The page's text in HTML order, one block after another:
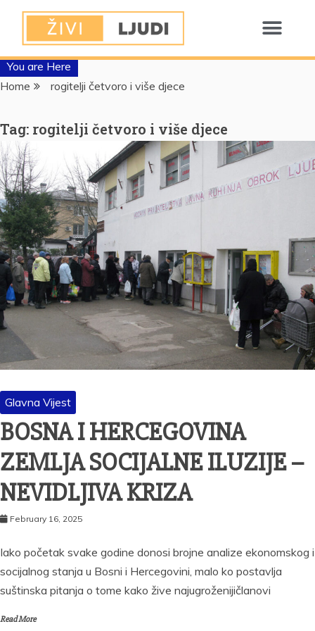
You are Here
Home
rogitelji četvoro i više djece
Tag: rogitelji četvoro i više djece
Glavna Vijest
BOSNA I HERCEGOVINA
ZEMLJA SOCIJALNE ILUZIJE –
NEVIDLJIVA KRIZA
February 16, 2025
Iako početak svake godine donosi brojne analize ekonomskog i
socijalnog stanja u Bosni i Hercegovini, malo ko postavlja
suštinska pitanja o tome kako žive najugroženijičlanovi
Read More